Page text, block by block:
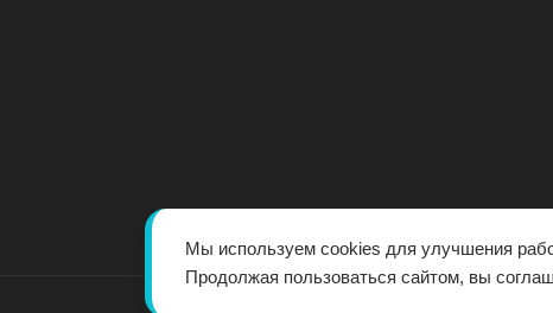
Мы используем cookies для улучшения
Продолжая пользоваться сайтом, вы